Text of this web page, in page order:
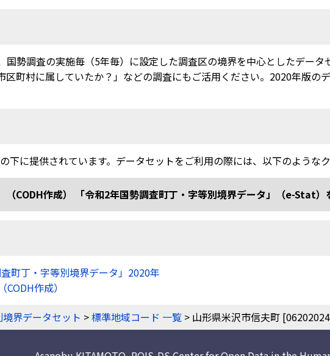
国勢調査の実施毎（5年毎）に設定した調査区の境界を中心としたデータ
区町村に属していたか？」などの調査にもご活用ください。2020年版
の下に提供されています。データセットをご利用の際には、以下のような
（CODH作成） 「令和2年国勢調査町丁・字等別境界データ」（e-Stat
町丁・字等別境界データ」2020年
作成）
界データセット >標準地域コード 一覧 > 山形県米沢市信夫町